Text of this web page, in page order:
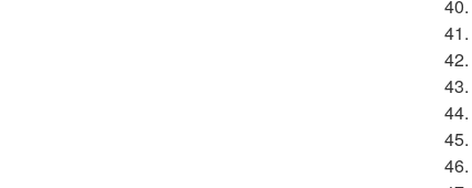
40.
41.
42.
43.
44.
45.
46.